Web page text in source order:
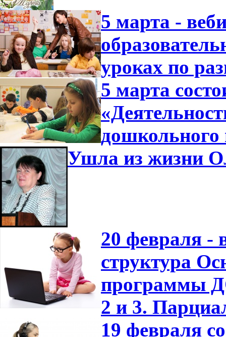
5 марта -
уроках по
5 марта
дошкольного
Ушла из жизни
20 февраля -
структура
программы
2 и 3.
19 февраля